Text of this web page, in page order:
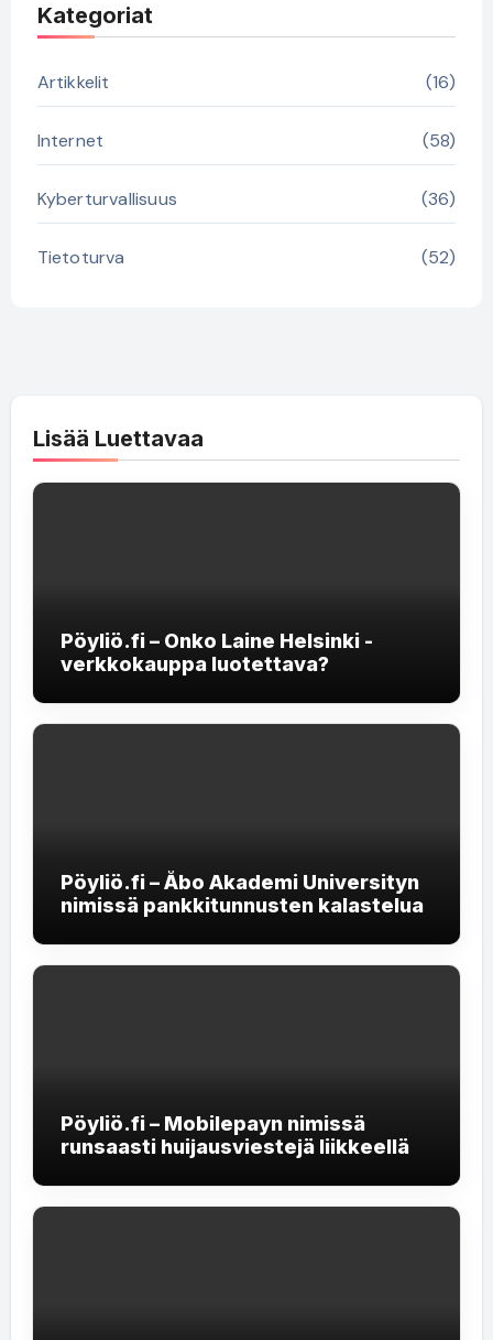
Kategoriat
Artikkelit (16)
Internet (58)
Kyberturvallisuus (36)
Tietoturva (52)
Lisää Luettavaa
Pöyliö.fi – Onko Laine Helsinki -
verkkokauppa luotettava?
Pöyliö.fi – Åbo Akademi Universityn
nimissä pankkitunnusten kalastelua
Pöyliö.fi – Mobilepayn nimissä
runsaasti huijausviestejä liikkeellä